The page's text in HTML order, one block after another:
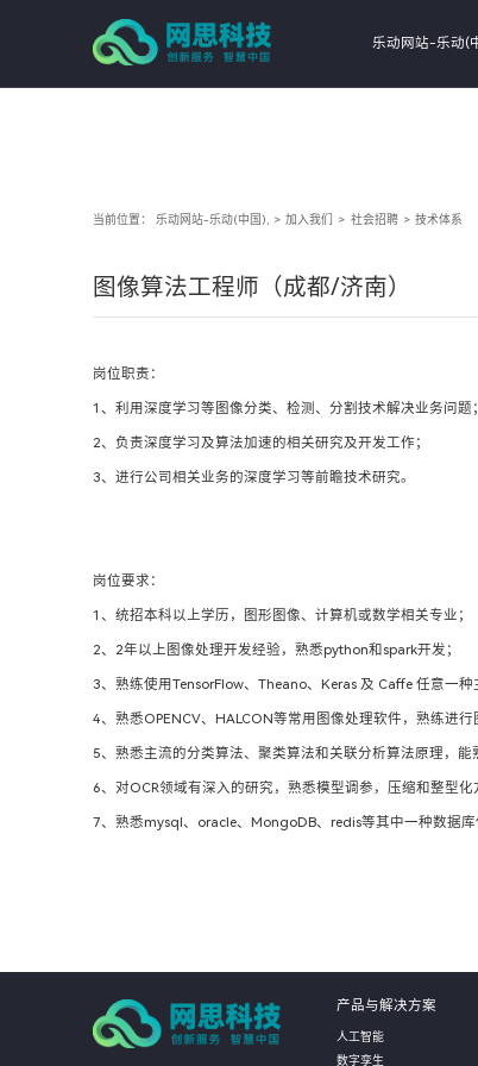
乐动网站-乐动(
当前位置： 乐动网站-乐动(中国), > 加入我们 > 社会招聘 > 技术体系
图像算法工程师（成都/济南）
岗位职责：
1、利用深度学习等图像分类、检测、分割技术解决业务问题；
2、负责深度学习及算法加速的相关研究及开发工作；
3、进行公司相关业务的深度学习等前瞻技术研究。
岗位要求：
1、统招本科以上学历，图形图像、计算机或数学相关专业；
2、2年以上图像处理开发经验，熟悉python和spark开发；
3、熟练使用TensorFlow、Theano、Keras 及 Caffe 任意一
4、熟悉OPENCV、HALCON等常用图像处理软件，熟练进行
5、熟悉主流的分类算法、聚类算法和关联分析算法原理，能
6、对OCR领域有深入的研究，熟悉模型调参，压缩和整型化
7、熟悉mysql、oracle、MongoDB、redis等其中一种数据库
产品与解决方案
人工智能
数字孪生